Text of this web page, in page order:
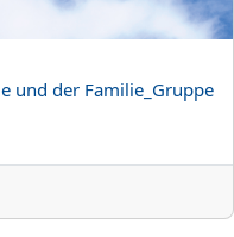
und der Familie_Gruppe